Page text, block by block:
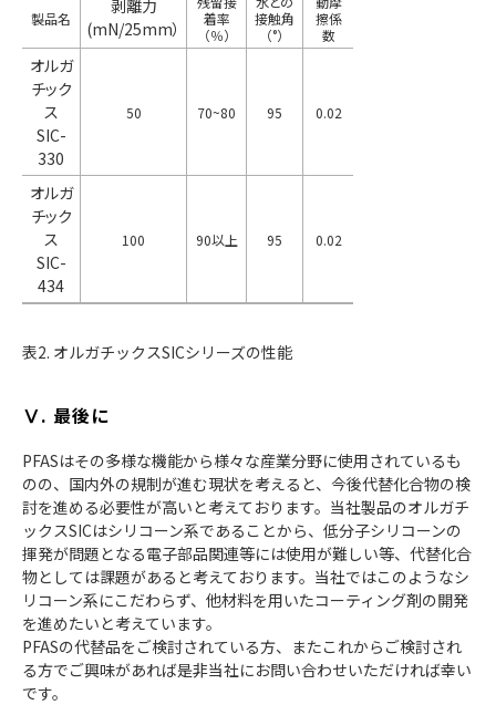
製品名
剥離力
(mN/25mm）
着率
（％）
接触角
（°）
擦係
数
オルガ
チック
ス
SIC-
330
50 70~80 95 0.02
オルガ
チック
ス
SIC-
434
100 90以上 95 0.02
表2. オルガチックスSICシリーズの性能
Ⅴ. 最後に
PFASはその多様な機能から様々な産業分野に使用されているも
のの、国内外の規制が進む現状を考えると、今後代替化合物の検
討を進める必要性が高いと考えております。当社製品のオルガチ
ックスSICはシリコーン系であることから、低分子シリコーンの
揮発が問題となる電子部品関連等には使用が難しい等、代替化合
物としては課題があると考えております。当社ではこのようなシ
リコーン系にこだわらず、他材料を用いたコーティング剤の開発
を進めたいと考えています。
PFASの代替品をご検討されている方、またこれからご検討され
る方でご興味があれば是非当社にお問い合わせいただければ幸い
です。